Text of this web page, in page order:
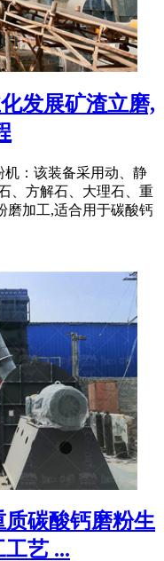
发展矿渣立磨,
机：该装备采用动、静
、方解石、大理石、重
磨加工,适合用于碳酸钙
碳酸钙磨粉生
艺 ...